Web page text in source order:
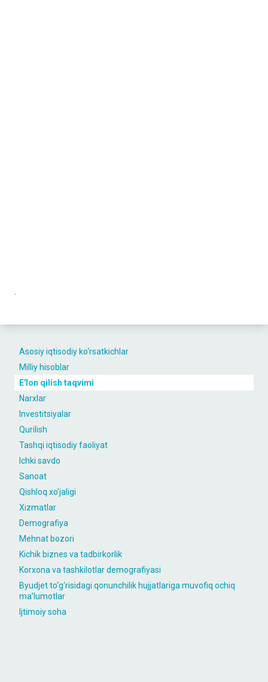
Asosiy iqtisodiy ko‘rsatkichlar
Milliy hisoblar
E'lon qilish taqvimi
Narxlar
Investitsiyalar
Qurilish
Tashqi iqtisodiy faoliyat
Ichki savdo
Sanoat
Qishloq xo'jaligi
Xizmatlar
Demografiya
Mehnat bozori
Kichik biznes va tadbirkorlik
Korxona va tashkilotlar demografiyasi
Byudjet to‘g‘risidagi qonunchilik hujjatlariga muvofiq ochiq
maʼlumotlar
Ijtimoiy soha